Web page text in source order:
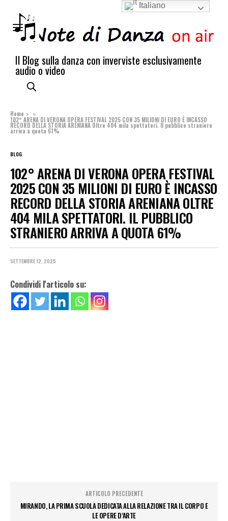
Il Blog sulla danza con inverviste esclusivamente
audio o video
Home »
102° ARENA DI VERONA OPERA FESTIVAL 2025 CON 35 MILIONI DI EURO È INCASSO
RECORD DELLA STORIA ARENIANA Oltre 404 mila spettatori. Il pubblico straniero
arriva a quota 61%
BLOG
102° ARENA DI VERONA OPERA FESTIVAL
2025 CON 35 MILIONI DI EURO È INCASSO
RECORD DELLA STORIA ARENIANA OLTRE
404 MILA SPETTATORI. IL PUBBLICO
STRANIERO ARRIVA A QUOTA 61%
SETTEMBRE 12, 2025
Condividi l'articolo su:
ARTICOLO PRECEDENTE
MIRANDO, LA PRIMA SCUOLA DEDICATA ALLA RELAZIONE TRA IL CORPO E
LE OPERE D’ARTE
Italiano